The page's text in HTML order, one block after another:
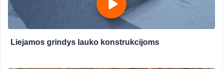
Liejamos grindys lauko konstrukcijoms